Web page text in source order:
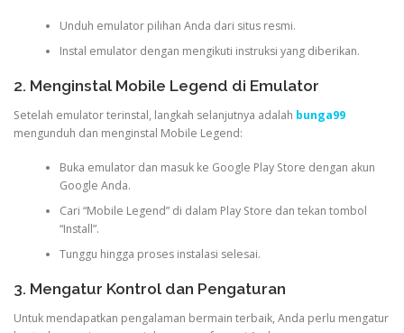
Unduh emulator pilihan Anda dari situs resmi.
Instal emulator dengan mengikuti instruksi yang diberikan.
2. Menginstal Mobile Legend di Emulator
Setelah emulator terinstal, langkah selanjutnya adalah bunga99
mengunduh dan menginstal Mobile Legend:
Buka emulator dan masuk ke Google Play Store dengan akun
Google Anda.
Cari “Mobile Legend” di dalam Play Store dan tekan tombol
“Install”.
Tunggu hingga proses instalasi selesai.
3. Mengatur Kontrol dan Pengaturan
Untuk mendapatkan pengalaman bermain terbaik, Anda perlu mengatur